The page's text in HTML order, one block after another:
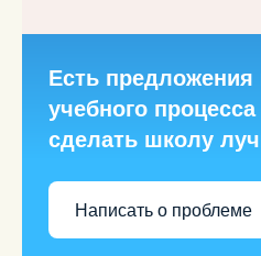
Есть предложения
учебного
сделать школу
Написать о проблеме